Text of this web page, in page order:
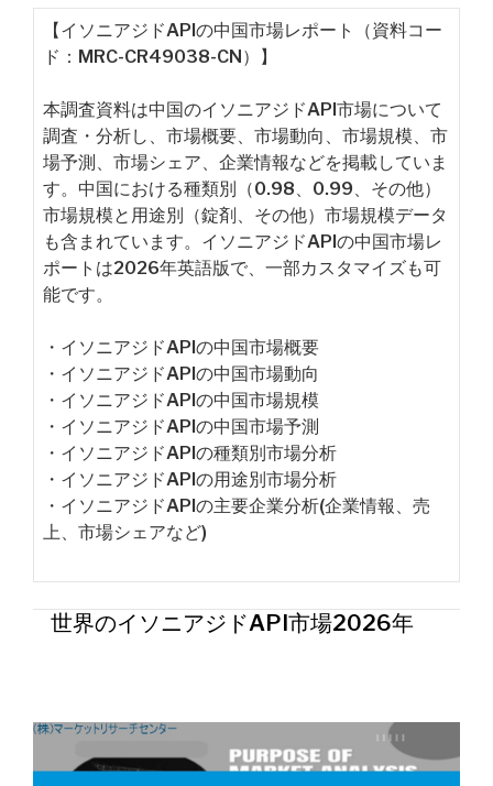
【イソニアジドAPIの中国市場レポート（資料コー
ド：MRC-CR49038-CN）】
本調査資料は中国のイソニアジドAPI市場について
調査・分析し、市場概要、市場動向、市場規模、市
場予測、市場シェア、企業情報などを掲載していま
す。中国における種類別（0.98、0.99、その他）
市場規模と用途別（錠剤、その他）市場規模データ
も含まれています。イソニアジドAPIの中国市場レ
ポートは2026年英語版で、一部カスタマイズも可
能です。
・イソニアジドAPIの中国市場概要
・イソニアジドAPIの中国市場動向
・イソニアジドAPIの中国市場規模
・イソニアジドAPIの中国市場予測
・イソニアジドAPIの種類別市場分析
・イソニアジドAPIの用途別市場分析
・イソニアジドAPIの主要企業分析(企業情報、売
上、市場シェアなど)
世界のイソニアジドAPI市場2026年